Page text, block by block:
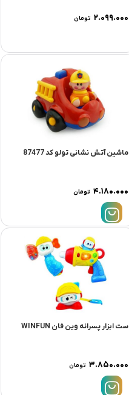
۲.۰۹۹.۰۰۰ تومان
ماشین آتش نشانی تولو کد 87477
۴.۱۸۰.۰۰۰ تومان
ست ابزار پسرانه وين فان WINFUN
۳.۸۵۰.۰۰۰ تومان